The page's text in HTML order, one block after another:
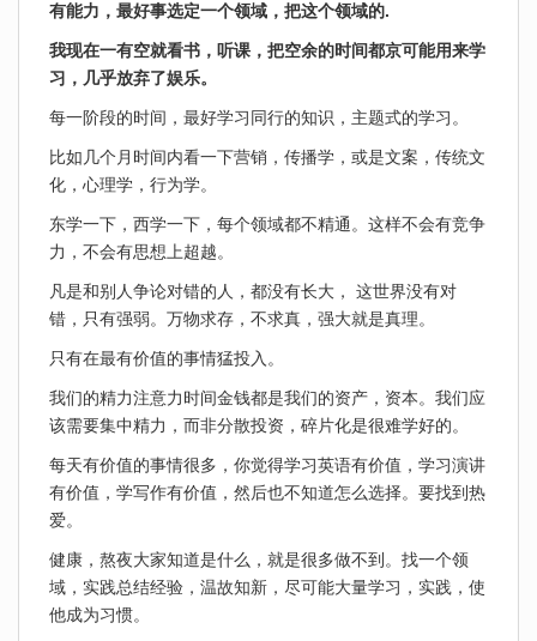
有能力，最好事选定一个领域，把这个领域的.
我现在一有空就看书，听课，把空余的时间都京可能用来学
习，几乎放弃了娱乐。
每一阶段的时间，最好学习同行的知识，主题式的学习。
比如几个月时间内看一下营销，传播学，或是文案，传统文
化，心理学，行为学。
东学一下，西学一下，每个领域都不精通。这样不会有竞争
力，不会有思想上超越。
凡是和别人争论对错的人，都没有长大， 这世界没有对
错，只有强弱。万物求存，不求真，强大就是真理。
只有在最有价值的事情猛投入。
我们的精力注意力时间金钱都是我们的资产，资本。我们应
该需要集中精力，而非分散投资，碎片化是很难学好的。
每天有价值的事情很多，你觉得学习英语有价值，学习演讲
有价值，学写作有价值，然后也不知道怎么选择。要找到热
爱。
健康，熬夜大家知道是什么，就是很多做不到。找一个领
域，实践总结经验，温故知新，尽可能大量学习，实践，使
他成为习惯。